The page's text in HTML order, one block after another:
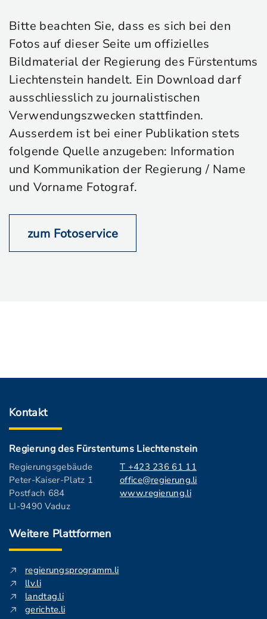
Bitte beachten Sie, dass es sich bei den
Fotos auf dieser Seite um offizielles
Bildmaterial der Regierung des Fürstentums
Liechtenstein handelt. Ein Download darf
ausschliesslich zu journalistischen
Verwendungszwecken stattfinden.
Ausserdem ist bei einer Publikation stets
folgende Quelle anzugeben: Information
und Kommunikation der Regierung / Name
und Vorname Fotograf.
zum Fotoservice
Kontakt
Regierung des Fürstentums Liechtenstein
Regierungsgebäude
Peter-Kaiser-Platz 1
Postfach 684
LI-9490 Vaduz
T +423 236 61 11
office@regierung.li
www.regierung.li
Weitere Plattformen
regierungsprogramm.li
llv.li
landtag.li
gerichte.li